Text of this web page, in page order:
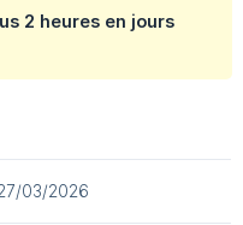
2 heures en jours
03/2026